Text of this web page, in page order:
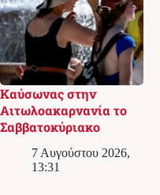
Καύσωνας στην
Αιτωλοακαρνανία το
Σαββατοκύριακο
7 Αυγούστου 2026,
13:31